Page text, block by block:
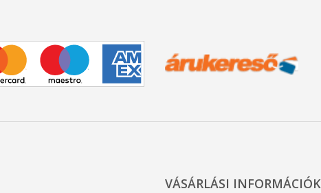
VÁSÁRLÁSI INFORMÁCIÓK